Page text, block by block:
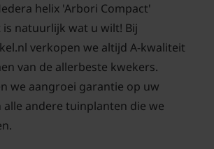
geplaats worden. Deze klimop
aan met de bloemen. De
bestaat uit een tros met vele
bij elkaar die geelgroen van kleur
helix 'Arbori Compact'
natuurlijk wat u wilt! Bij
verkopen we altijd A-kwaliteit
van de allerbeste kwekers.
we aangroei garantie op uw
andere tuinplanten die we